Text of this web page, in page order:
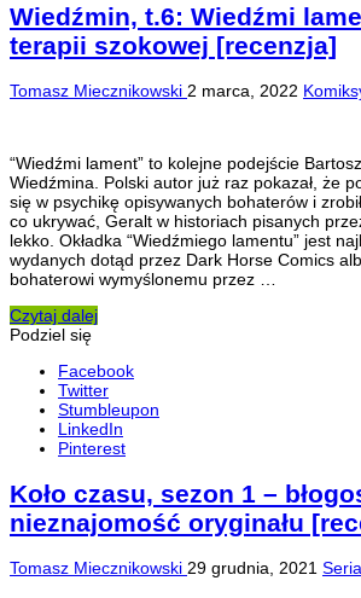
Wiedźmin, t.6: Wiedźmi
terapii szokowej [recenzja]
Tomasz Miecznikowski 2 marca, 2022
“Wiedźmi lament” to kolejne podejście
Wiedźmina. Polski autor już raz pokazał, że
się w psychikę opisywanych bohaterów i
co ukrywać, Geralt w historiach pisanych
lekko. Okładka “Wiedźmiego lamentu” jest
wydanych dotąd przez Dark Horse Comics
bohaterowi wymyślonemu przez …
Czytaj dalej
Podziel się
Facebook
Twitter
Stumbleupon
LinkedIn
Pinterest
Koło czasu, sezon 1 –
nieznajomość oryginału
Tomasz Miecznikowski 29 grudnia, 2021